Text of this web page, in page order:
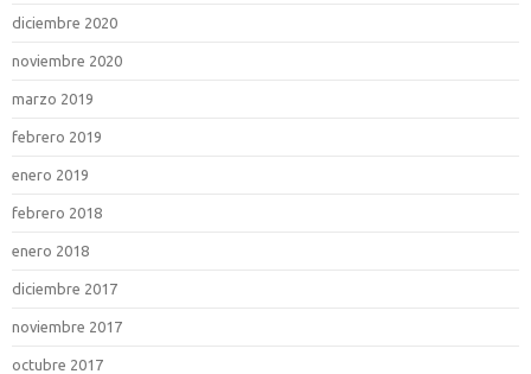
diciembre 2020
noviembre 2020
marzo 2019
febrero 2019
enero 2019
febrero 2018
enero 2018
diciembre 2017
noviembre 2017
octubre 2017